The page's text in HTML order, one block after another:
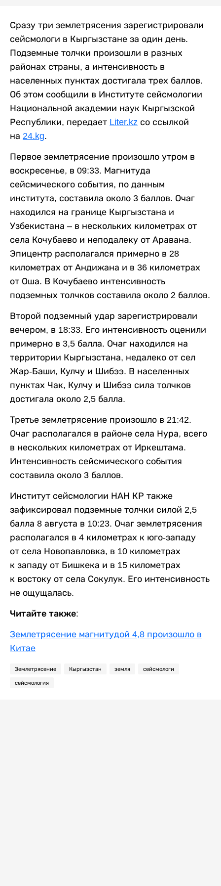
Сразу три землетрясения зарегистрировали
сейсмологи в Кыргызстане за один день.
Подземные толчки произошли в разных
районах страны, а интенсивность в
населенных пунктах достигала трех баллов.
Об этом сообщили в Институте сейсмологии
Национальной академии наук Кыргызской
Республики, передает Liter.kz со ссылкой
на 24.kg.
Первое землетрясение произошло утром в
воскресенье, в 09:33. Магнитуда
сейсмического события, по данным
института, составила около 3 баллов. Очаг
находился на границе Кыргызстана и
Узбекистана – в нескольких километрах от
села Кочубаево и неподалеку от Аравана.
Эпицентр располагался примерно в 28
километрах от Андижана и в 36 километрах
от Оша. В Кочубаево интенсивность
подземных толчков составила около 2 баллов.
Второй подземный удар зарегистрировали
вечером, в 18:33. Его интенсивность оценили
примерно в 3,5 балла. Очаг находился на
территории Кыргызстана, недалеко от сел
Жар-Баши, Кулчу и Шибээ. В населенных
пунктах Чак, Кулчу и Шибээ сила толчков
достигала около 2,5 балла.
Третье землетрясение произошло в 21:42.
Очаг располагался в районе села Нура, всего
в нескольких километрах от Иркештама.
Интенсивность сейсмического события
составила около 3 баллов.
Институт сейсмологии НАН КР также
зафиксировал подземные толчки силой 2,5
балла 8 августа в 10:23. Очаг землетрясения
располагался в 4 километрах к юго-западу
от села Новопавловка, в 10 километрах
к западу от Бишкека и в 15 километрах
к востоку от села Сокулук. Его интенсивность
не ощущалась.
Читайте также:
Землетрясение магнитудой 4,8 произошло в
Китае
Землетрясение Кыргызстан земля сейсмологи
сейсмология